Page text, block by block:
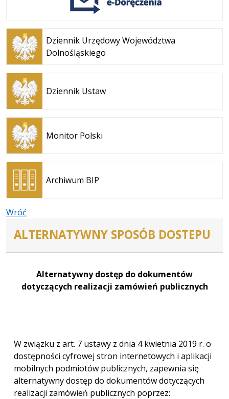
Dziennik Urzędowy Województwa
Dolnośląskiego
Otwiera
się w
nowej
karcie
Dziennik Ustaw
Otwiera
się w
nowej
karcie
Monitor Polski
Otwiera
się w
nowej
karcie
Archiwum BIP
Otwiera
się w
nowej
karcie
Wróć
ALTERNATYWNY SPOSÓB DOSTEPU
Alternatywny dostęp do dokumentów
dotyczących realizacji zamówień publicznych
W związku z art. 7 ustawy z dnia 4 kwietnia 2019 r. o
dostępności cyfrowej stron internetowych i aplikacji
mobilnych podmiotów publicznych, zapewnia się
alternatywny dostęp do dokumentów dotyczących
realizacji zamówień publicznych poprzez: